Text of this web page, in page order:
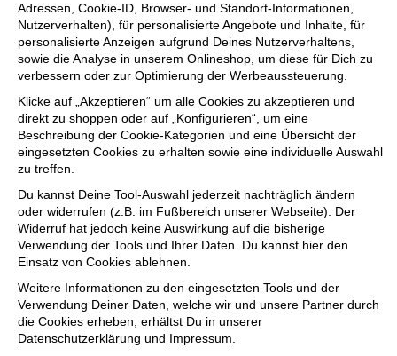
Adressen, Cookie-ID, Browser- und Standort-Informationen,
Nutzerverhalten), für personalisierte Angebote und Inhalte, für
personalisierte Anzeigen aufgrund Deines Nutzerverhaltens,
sowie die Analyse in unserem Onlineshop, um diese für Dich zu
verbessern oder zur Optimierung der Werbeaussteuerung.
Klicke auf „Akzeptieren“ um alle Cookies zu akzeptieren und
direkt zu shoppen oder auf „Konfigurieren“, um eine
Beschreibung der Cookie-Kategorien und eine Übersicht der
eingesetzten Cookies zu erhalten sowie eine individuelle Auswahl
zu treffen.
Du kannst Deine Tool-Auswahl jederzeit nachträglich ändern
oder widerrufen (z.B. im Fußbereich unserer Webseite). Der
Widerruf hat jedoch keine Auswirkung auf die bisherige
Verwendung der Tools und Ihrer Daten. Du kannst hier den
Einsatz von Cookies ablehnen.
Weitere Informationen zu den eingesetzten Tools und der
Verwendung Deiner Daten, welche wir und unsere Partner durch
die Cookies erheben, erhältst Du in unserer
Datenschutzerklärung und Impressum.